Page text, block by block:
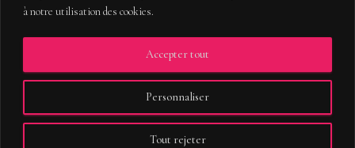
à notre utilisation des cookies.
Personnaliser
Tout rejeter
Accepter tout
COPYRIGHT 2020 – TOUS DROITS RÉSERVÉS
CONDITIONS GÉNÉRALES DE VENTE